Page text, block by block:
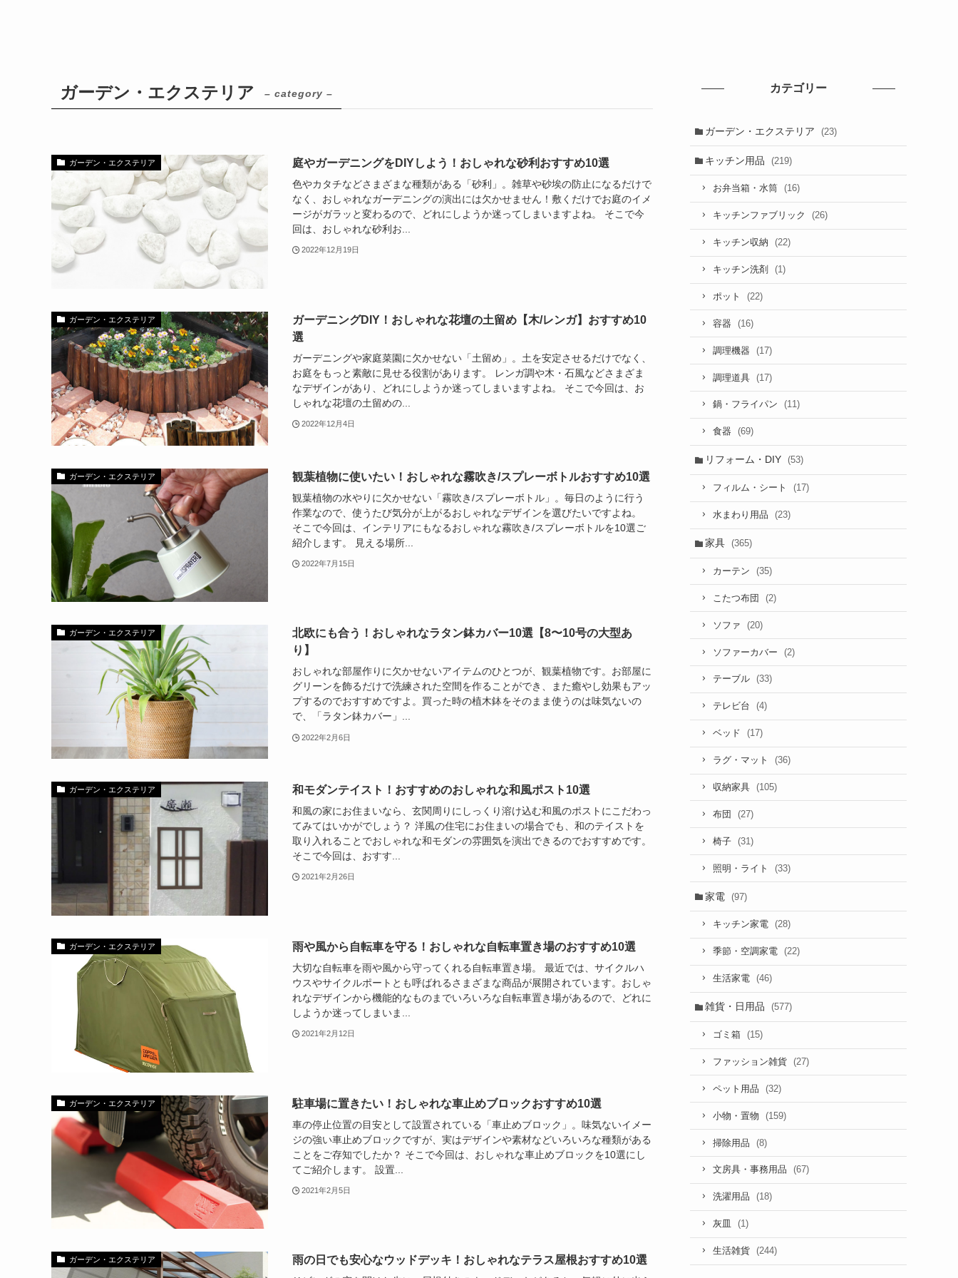
ガーデン・エクステリア – category –
ガーデン・エクステリア 庭やガーデニングをDIYしよう！おしゃれな砂利おすすめ10選
色やカタチなどさまざまな種類がある「砂利」。雑草や砂埃の防止になるだけで
なく、おしゃれなガーデニングの演出には欠かせません！敷くだけでお庭のイメ
ージがガラッと変わるので、どれにしようか迷ってしまいますよね。 そこで今
回は、おしゃれな砂利お...
2022年12月19日
ガーデン・エクステリア
ガーデニングDIY！おしゃれな花壇の土留め【木/レンガ】おすすめ10
選
ガーデニングや家庭菜園に欠かせない「土留め」。土を安定させるだけでなく、
お庭をもっと素敵に見せる役割があります。 レンガ調や木・石風などさまざま
なデザインがあり、どれにしようか迷ってしまいますよね。 そこで今回は、お
しゃれな花壇の土留めの...
2022年12月4日
ガーデン・エクステリア 観葉植物に使いたい！おしゃれな霧吹き/スプレーボトルおすすめ10選
観葉植物の水やりに欠かせない「霧吹き/スプレーボトル」。毎日のように行う
作業なので、使うたび気分が上がるおしゃれなデザインを選びたいですよね。
そこで今回は、インテリアにもなるおしゃれな霧吹き/スプレーボトルを10選ご
紹介します。 見える場所...
2022年7月15日
ガーデン・エクステリア
北欧にも合う！おしゃれなラタン鉢カバー10選【8〜10号の大型あ
り】
おしゃれな部屋作りに欠かせないアイテムのひとつが、観葉植物です。お部屋に
グリーンを飾るだけで洗練された空間を作ることができ、また癒やし効果もアッ
プするのでおすすめですよ。買った時の植木鉢をそのまま使うのは味気ないの
で、「ラタン鉢カバー」...
2022年2月6日
ガーデン・エクステリア 和モダンテイスト！おすすめのおしゃれな和風ポスト10選
和風の家にお住まいなら、玄関周りにしっくり溶け込む和風のポストにこだわっ
てみてはいかがでしょう？ 洋風の住宅にお住まいの場合でも、和のテイストを
取り入れることでおしゃれな和モダンの雰囲気を演出できるのでおすすめです。
そこで今回は、おすす...
2021年2月26日
ガーデン・エクステリア 雨や風から自転車を守る！おしゃれな自転車置き場のおすすめ10選
大切な自転車を雨や風から守ってくれる自転車置き場。 最近では、サイクルハ
ウスやサイクルポートとも呼ばれるさまざまな商品が展開されています。おしゃ
れなデザインから機能的なものまでいろいろな自転車置き場があるので、どれに
しようか迷ってしまいま...
2021年2月12日
ガーデン・エクステリア 駐車場に置きたい！おしゃれな車止めブロックおすすめ10選
車の停止位置の目安として設置されている「車止めブロック」。味気ないイメー
ジの強い車止めブロックですが、実はデザインや素材などいろいろな種類がある
ことをご存知でしたか？ そこで今回は、おしゃれな車止めブロックを10選にし
てご紹介します。 設置...
2021年2月5日
ガーデン・エクステリア 雨の日でも安心なウッドデッキ！おしゃれなテラス屋根おすすめ10選
カテゴリー
ガーデン・エクステリア (23)
キッチン用品 (219)
お弁当箱・水筒 (16)
キッチンファブリック (26)
キッチン収納 (22)
キッチン洗剤 (1)
ポット (22)
容器 (16)
調理機器 (17)
調理道具 (17)
鍋・フライパン (11)
食器 (69)
リフォーム・DIY (53)
フィルム・シート (17)
水まわり用品 (23)
家具 (365)
カーテン (35)
こたつ布団 (2)
ソファ (20)
ソファーカバー (2)
テーブル (33)
テレビ台 (4)
ベッド (17)
ラグ・マット (36)
収納家具 (105)
布団 (27)
椅子 (31)
照明・ライト (33)
家電 (97)
キッチン家電 (28)
季節・空調家電 (22)
生活家電 (46)
雑貨・日用品 (577)
ゴミ箱 (15)
ファッション雑貨 (27)
ペット用品 (32)
小物・置物 (159)
掃除用品 (8)
文房具・事務用品 (67)
洗濯用品 (18)
灰皿 (1)
生活雑貨 (244)